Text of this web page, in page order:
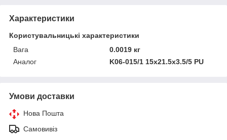
Характеристики
Користувальницькі характеристики
Вага
0.0019 кг
Аналог
K06-015/1 15х21.5х3.5/5 PU
Умови доставки
Нова Пошта
Самовивіз